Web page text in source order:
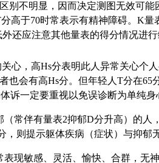
别不明显，因而决定测图无效可
高于70时常表示有精神障碍。K
还应注意其他量表的得分情况进行
心，高Hs分表明此人异常关心个
也会有高Hs分。但年轻人T分在
诉一定要重视以免误诊断为单纯身
常伴有量表2抑郁D分升高）的
则提示躯体疾病（症状）与抑郁
现敏感、灵活、愉快、合群，无